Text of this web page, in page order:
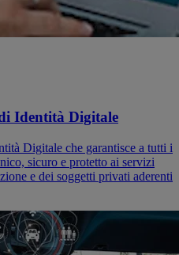
Identità Digitale
Digitale che garantisce a tutti i
sicuro e protetto ai servizi
e dei soggetti privati aderenti